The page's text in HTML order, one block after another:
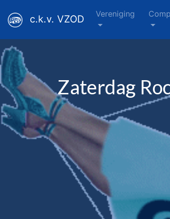
c.k.v. VZOD Vereniging
Zaterdag